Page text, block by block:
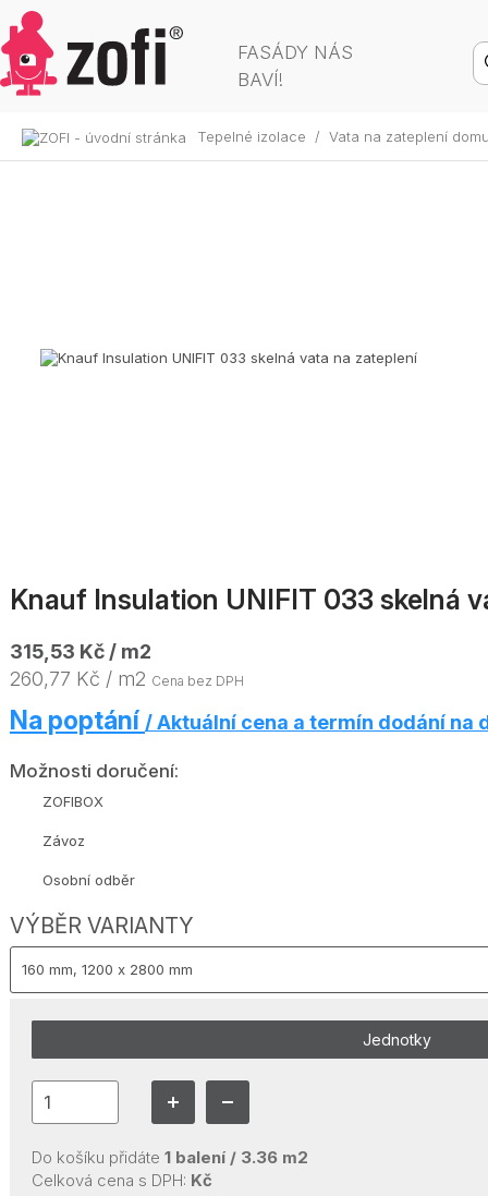
FASÁDY NÁS
BAVÍ!
Tepelné izolace / Vata na zateplení
Knauf Insulation UNIFIT 033 skelná
315,53 Kč / m2
260,77 Kč / m2 Cena bez DPH
Na poptání / Aktuální cena a termín dodání na
Možnosti doručení:
ZOFIBOX
Závoz
Osobní odběr
VÝBĚR VARIANTY
Jednotky
Do košíku přidáte 1 balení / 3.36 m2
Celková cena s DPH: Kč